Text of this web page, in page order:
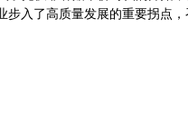
步入了高质量发展的重要拐点